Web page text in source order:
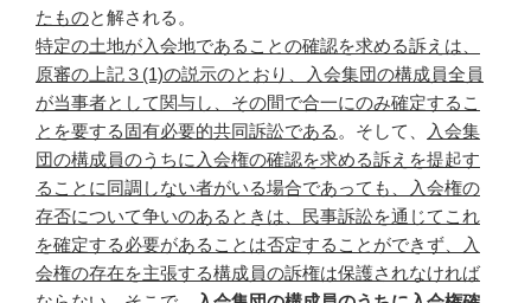
たものと解される。
特定の土地が入会地であることの確認を求める訴えは、
原審の上記３(1)の説示のとおり、入会集団の構成員全員
が当事者として関与し、その間で合一にのみ確定するこ
とを要する固有必要的共同訴訟である 。そして、
入会集
団の構成員のうちに入会権の確認を求める訴えを提起す
ることに同調しない者がいる場合であっても、入会権の
存否について争いのあるときは、民事訴訟を通じてこれ
を確定する必要があることは否定することができず、入
会権の存在を主張する構成員の訴権は保護されなければ